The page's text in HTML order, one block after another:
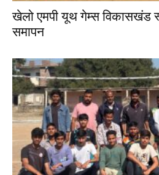
खेलो एमपी यूथ गेम्स विकासखंड
समापन